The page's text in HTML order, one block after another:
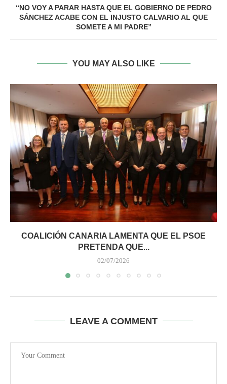
“NO VOY A PARAR HASTA QUE EL GOBIERNO DE PEDRO
SÁNCHEZ ACABE CON EL INJUSTO CALVARIO AL QUE
SOMETE A MI PADRE”
YOU MAY ALSO LIKE
COALICIÓN CANARIA LAMENTA QUE EL PSOE
PRETENDA QUE...
02/07/2026
LEAVE A COMMENT